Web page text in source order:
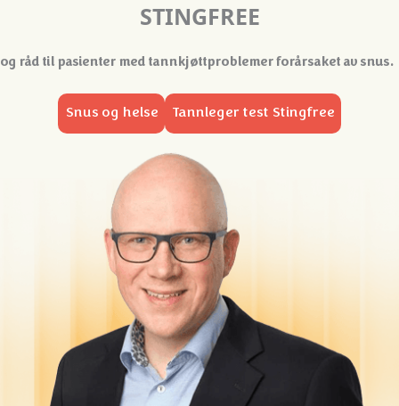
STINGFREE
og råd til pasienter med tannkjøttproblemer forårsaket av snus.
Snus og helse Tannleger test Stingfree